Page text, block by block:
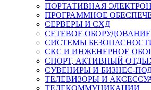
ПОРТАТИВНАЯ
ПРОГРАММНОЕ
СЕРВЕРЫ И СХД
СЕТЕВОЕ ОБОРУДОВАНИЕ
СИСТЕМЫ
СКС И ИНЖЕНЕРНОЕ
СПОРТ, АКТИВНЫЙ
СУВЕНИРЫ И БИЗНЕС-
ТЕЛЕВИЗОРЫ И
ТЕЛЕКОММУНИКАЦИИ